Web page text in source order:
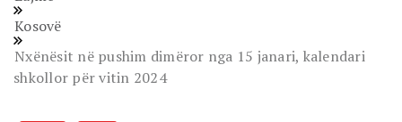
Kosovë
Nxënësit në pushim dimëror nga 15 janari, kalendari
shkollor për vitin 2024